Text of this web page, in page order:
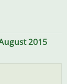
2015